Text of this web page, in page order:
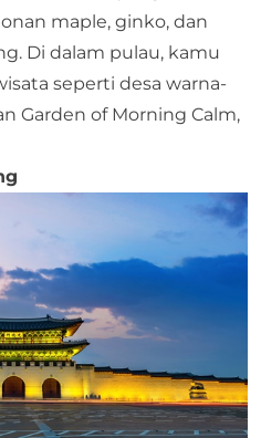
maple, ginko, dan
Di dalam pulau, kamu
seperti desa warna-
Garden of Morning Calm,